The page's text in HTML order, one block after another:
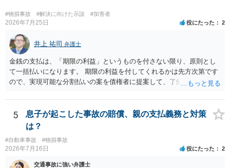
#物損事故 #解決に向けた示談 #加害者
2026年7月25日 役にたった 2
井上 祐司 弁護士
金銭の支払は、「期限の利益」というものを付さない限り、原則とし
て一括払いになります。 期限の利益を付してくれるかは先方次第です
ので、実現可能な分割払いの案を債権者に提案して、了解してもらえ
5
息子が起こした事故の賠償、親の支払義務と対策
は？
#自動車事故 #物損事故
2026年7月16日 役にたった 2
交通事故に強い弁護士